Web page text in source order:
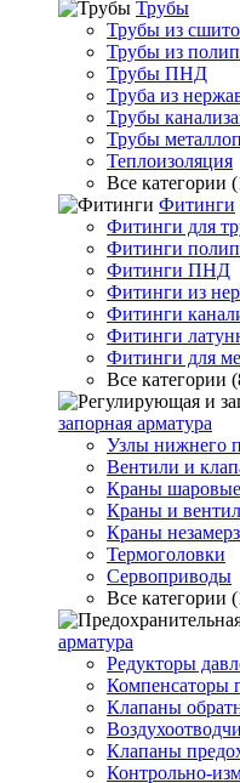
Трубы
Трубы из
Трубы из
Трубы ПНД
Труба из
Трубы
Трубы
Теплоизоляция
Все категории
Фитинги
Фитинги для
Фитинги
Фитинги ПНД
Фитинги из
Фитинги
Фитинги
Фитинги для
Все категории
запорная арматура
Узлы нижнего
Вентили и
Краны шаровые
Краны и
Краны
Термоголовки
Сервоприводы
Все категории
арматура
Редукторы
Компенсаторы
Клапаны
Клапаны
Контрольно-